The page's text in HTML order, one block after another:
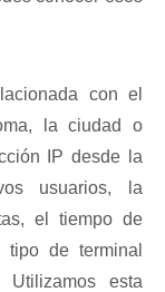
con el
la ciudad o
IP desde la
usuarios, la
el tiempo de
de terminal
esta